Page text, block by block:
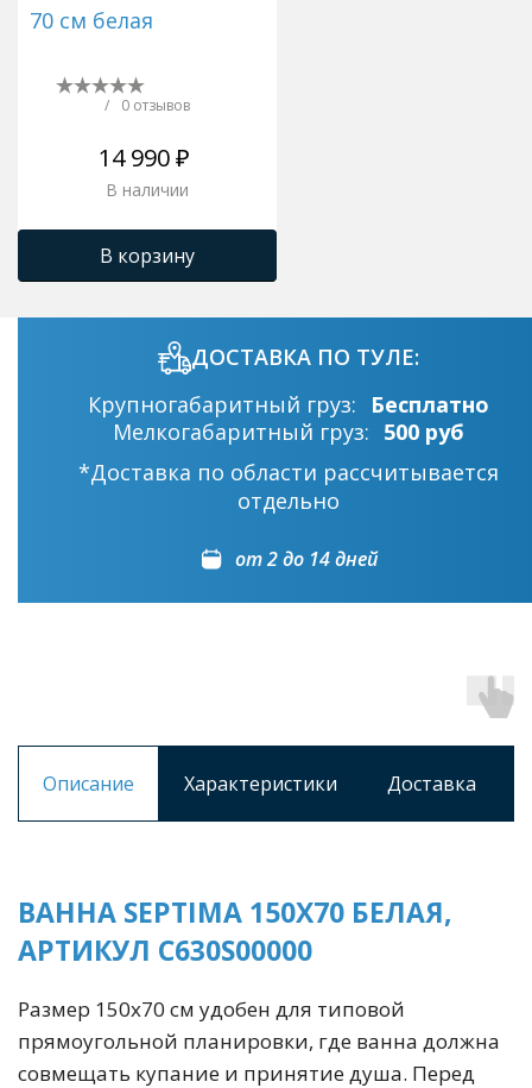
ДОСТАВКА ПО ТУЛЕ:
Крупногабаритный груз:
Бесплатно
Мелкогабаритный груз: 500 руб
*Доставка по области рассчитывается
отдельно
от 2 до 14 дней
70 см белая
/ 0 отзывов
14 990 ₽
В наличии
В корзину
Описание Характеристики Доставка
ВАННА SEPTIMA 150Х70 БЕЛАЯ,
АРТИКУЛ C630S00000
Размер 150х70 см удобен для типовой
прямоугольной планировки, где ванна должна
совмещать купание и принятие душа. Перед